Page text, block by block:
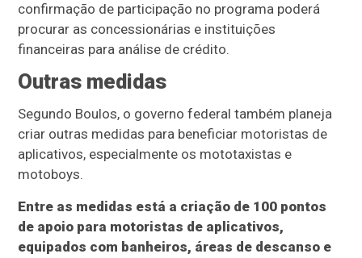
confirmação de participação no programa poderá
procurar as concessionárias e instituições
financeiras para análise de crédito.
Outras medidas
Segundo Boulos, o governo federal também planeja
criar outras medidas para beneficiar motoristas de
aplicativos, especialmente os mototaxistas e
motoboys.
Entre as medidas está a criação de 100 pontos
de apoio para motoristas de aplicativos,
equipados com banheiros, áreas de descanso e